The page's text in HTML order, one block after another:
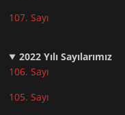
107. Sayı
2022 Yılı Sayılarımız
106. Sayı
105. Sayı